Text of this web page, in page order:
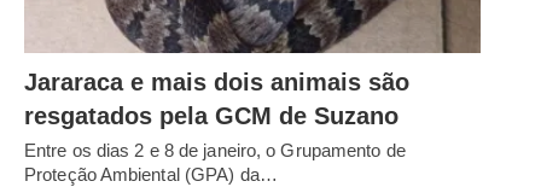
Jararaca e mais dois animais são
resgatados pela GCM de Suzano
Entre os dias 2 e 8 de janeiro, o Grupamento de
Proteção Ambiental (GPA) da…